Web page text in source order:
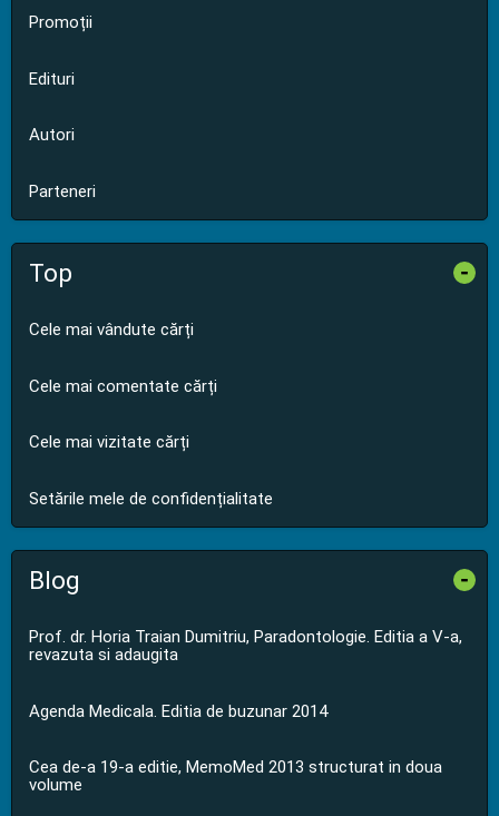
Promoții
Edituri
Autori
Parteneri
Top -
Cele mai vândute cărți
Cele mai comentate cărți
Cele mai vizitate cărți
Setările mele de confidențialitate
Blog -
Prof. dr. Horia Traian Dumitriu, Paradontologie. Editia a V-a,
revazuta si adaugita
Agenda Medicala. Editia de buzunar 2014
Cea de-a 19-a editie, MemoMed 2013 structurat in doua
volume